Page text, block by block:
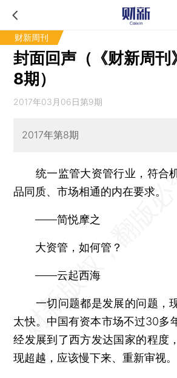
财新周刊
封面回声（《财新周
8期）
2017年03月06日第9期
2017年第8期
统一监管大资管行业，符合
品同质、市场相通的内在要求。
——简悦摩之
大资管，如何管？
——云起西海
一切问题都是发展的问题，
太快。中国有资本市场不过30多
经发展到了西方发达国家的程度
现超越，应该慢下来、重新审视。